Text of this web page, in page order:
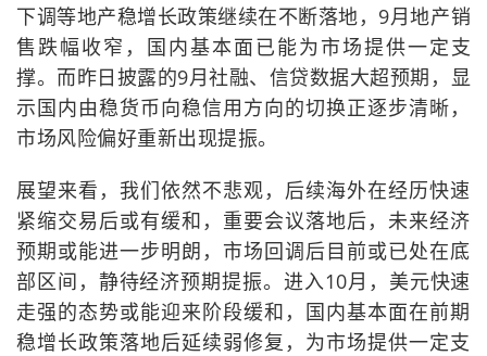
下调等地产稳增长政策继续在不断落地，9月地产销
售跌幅收窄，国内基本面已能为市场提供一定支
撑。而昨日披露的9月社融、信贷数据大超预期，显
示国内由稳货币向稳信用方向的切换正逐步清晰，
市场风险偏好重新出现提振。
展望来看，我们依然不悲观，后续海外在经历快速
紧缩交易后或有缓和，重要会议落地后，未来经济
预期或能进一步明朗，市场回调后目前或已处在底
部区间，静待经济预期提振。进入10月，美元快速
走强的态势或能迎来阶段缓和，国内基本面在前期
稳增长政策落地后延续弱修复，为市场提供一定支